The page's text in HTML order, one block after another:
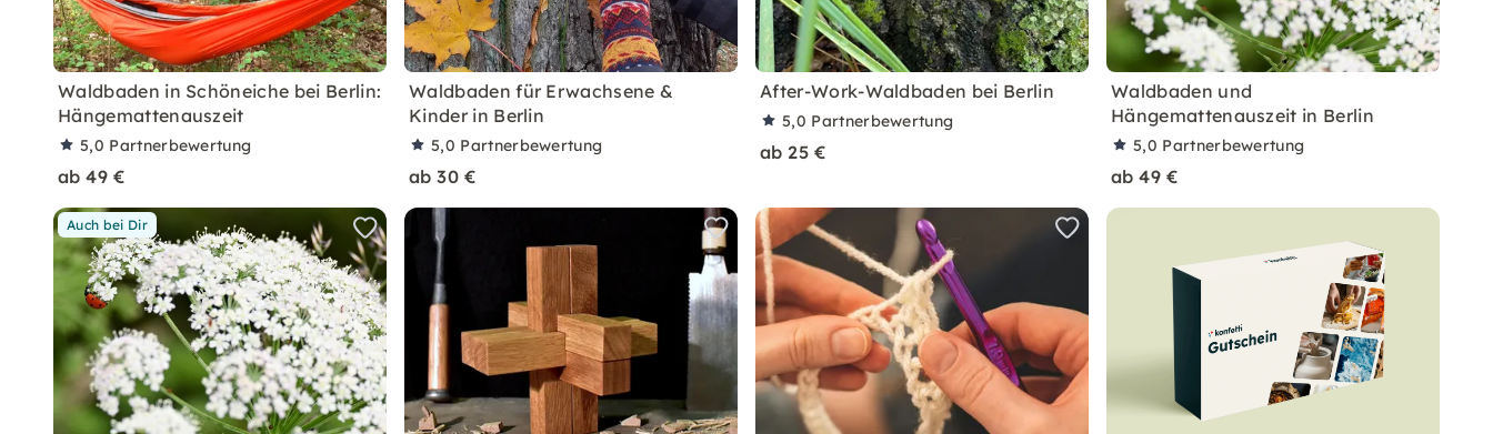
Waldbaden in Schöneiche bei Berlin:
Hängemattenauszeit
5,0 Partnerbewertung
ab 49 €
Waldbaden für Erwachsene &
Kinder in Berlin
5,0 Partnerbewertung
ab 30 €
After-Work-Waldbaden bei Berlin
5,0 Partnerbewertung
ab 25 €
Waldbaden und
Hängemattenauszeit in Berlin
5,0 Partnerbewertung
ab 49 €
Auch bei Dir